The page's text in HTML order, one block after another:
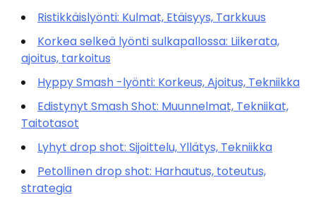
Ristikkäislyönti: Kulmat, Etäisyys, Tarkkuus
Korkea selkeä lyönti sulkapallossa: Liikerata,
ajoitus, tarkoitus
Hyppy Smash -lyönti: Korkeus, Ajoitus, Tekniikka
Edistynyt Smash Shot: Muunnelmat, Tekniikat,
Taitotasot
Lyhyt drop shot: Sijoittelu, Yllätys, Tekniikka
Petollinen drop shot: Harhautus, toteutus,
strategia